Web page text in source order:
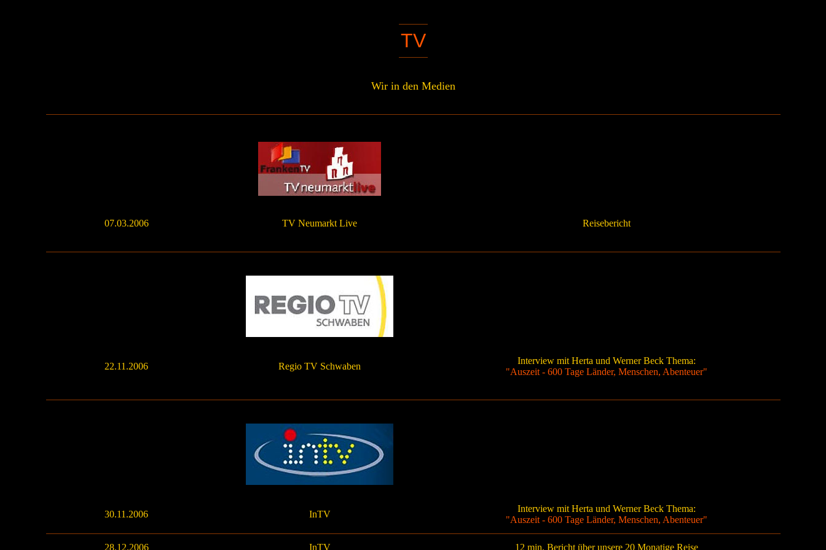
TV
Wir in den Medien
07.03.2006 TV Neumarkt Live Reisebericht
22.11.2006 Regio TV Schwaben
Interview mit Herta und Werner Beck Thema:
"Auszeit - 600 Tage Länder, Menschen, Abenteuer"
30.11.2006 InTV
Interview mit Herta und Werner Beck Thema:
"Auszeit - 600 Tage Länder, Menschen, Abenteuer"
28.12.2006 InTV 12 min. Bericht über unsere 20 Monatige Reise